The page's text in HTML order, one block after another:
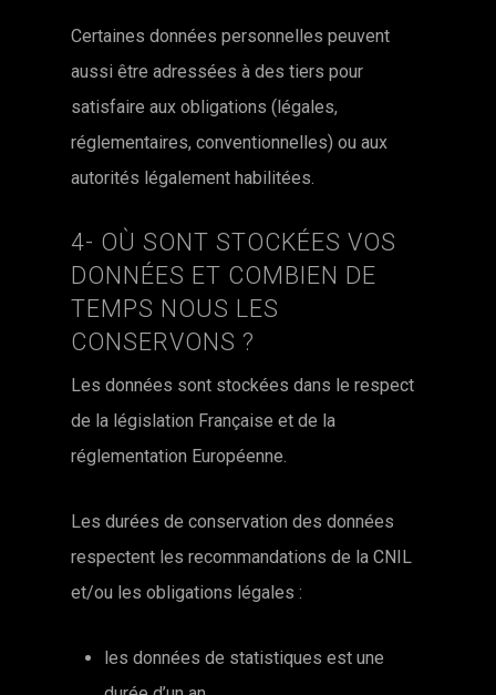
Certaines données personnelles peuvent
aussi être adressées à des tiers pour
satisfaire aux obligations (légales,
réglementaires, conventionnelles) ou aux
autorités légalement habilitées.
4- OÙ SONT STOCKÉES VOS
DONNÉES ET COMBIEN DE
TEMPS NOUS LES
CONSERVONS ?
Les données sont stockées dans le respect
de la législation Française et de la
réglementation Européenne.
Les durées de conservation des données
respectent les recommandations de la CNIL
et/ou les obligations légales :
les données de statistiques est une